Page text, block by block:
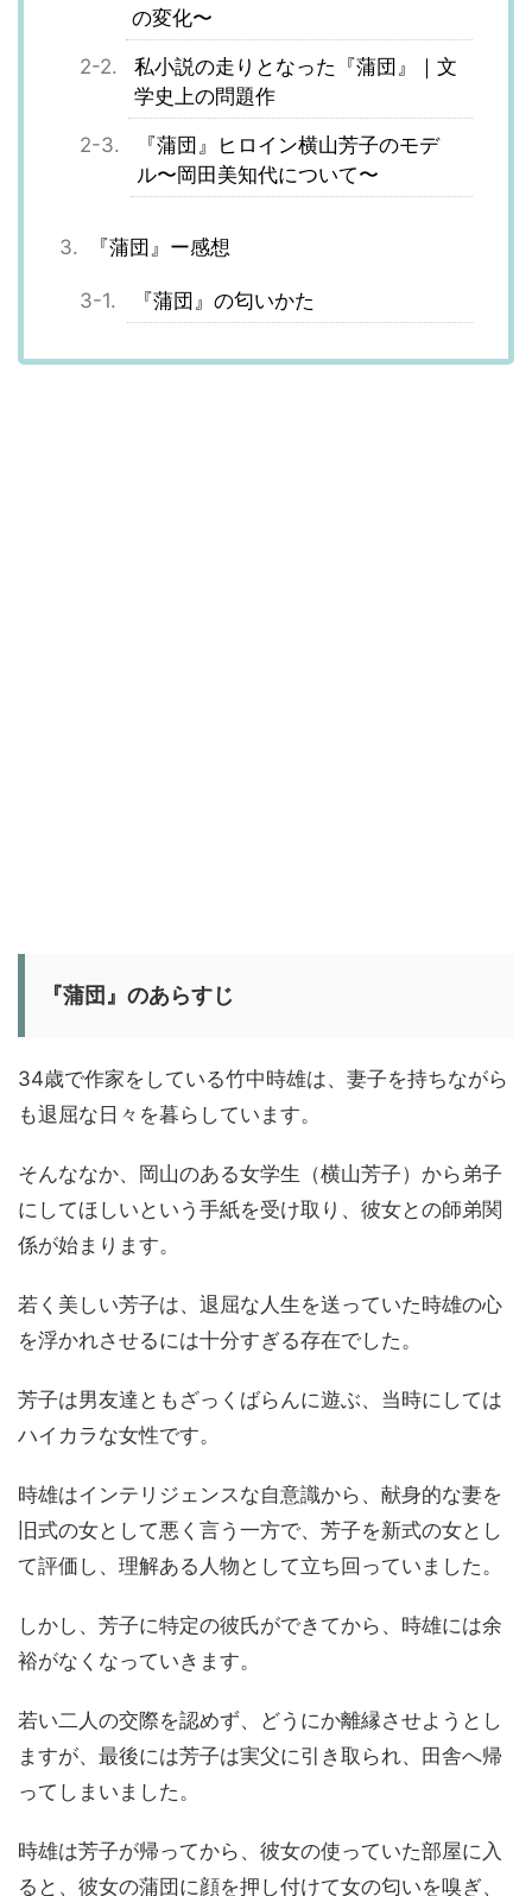
の変化〜
私小説の走りとなった『蒲団』｜文
学史上の問題作
『蒲団』ヒロイン横山芳子のモデ
ル〜岡田美知代について〜
『蒲団』ー感想
『蒲団』の匂いかた
『蒲団』のあらすじ
34歳で作家をしている竹中時雄は、妻子を持ちながら
も退屈な日々を暮らしています。
そんななか、岡山のある女学生（横山芳子）から弟子
にしてほしいという手紙を受け取り、彼女との師弟関
係が始まります。
若く美しい芳子は、退屈な人生を送っていた時雄の心
を浮かれさせるには十分すぎる存在でした。
芳子は男友達ともざっくばらんに遊ぶ、当時にしては
ハイカラな女性です。
時雄はインテリジェンスな自意識から、献身的な妻を
旧式の女として悪く言う一方で、芳子を新式の女とし
て評価し、理解ある人物として立ち回っていました。
しかし、芳子に特定の彼氏ができてから、時雄には余
裕がなくなっていきます。
若い二人の交際を認めず、どうにか離縁させようとし
ますが、最後には芳子は実父に引き取られ、田舎へ帰
ってしまいました。
時雄は芳子が帰ってから、彼女の使っていた部屋に入
ると、彼女の蒲団に顔を押し付けて女の匂いを嗅ぎ、